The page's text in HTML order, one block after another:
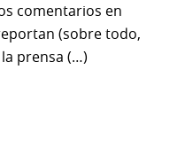
comentarios en
(sobre todo,
prensa (…)